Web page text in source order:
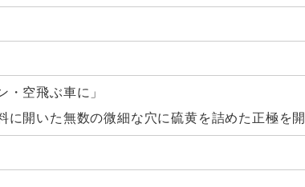
空飛ぶ車に」
開いた無数の微細な穴に硫黄を詰めた正極を開